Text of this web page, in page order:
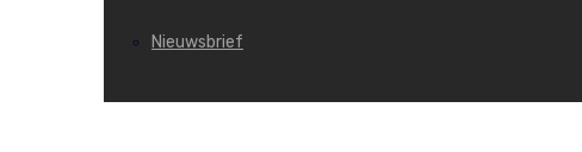
Nieuwsbrief